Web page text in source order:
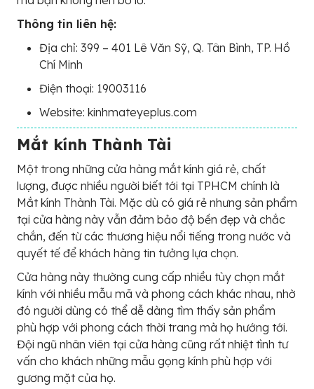
Thông tin liên hệ:
Địa chỉ: 399 – 401 Lê Văn Sỹ, Q. Tân Bình, TP. Hồ
Chí Minh
Điện thoại: 19003116
Website: kinhmateyeplus.com
Mắt kính Thành Tài
Một trong những cửa hàng mắt kính giá rẻ, chất
lượng, được nhiều người biết tới tại TPHCM chính là
Mắt kính Thành Tài. Mặc dù có giá rẻ nhưng sản phẩm
tại cửa hàng này vẫn đảm bảo độ bền đẹp và chắc
chắn, đến từ các thương hiệu nổi tiếng trong nước và
quyết tế để khách hàng tin tưởng lựa chọn.
Cửa hàng này thường cung cấp nhiều tùy chọn mắt
kính với nhiều mẫu mã và phong cách khác nhau, nhờ
đó người dùng có thể dễ dàng tìm thấy sản phẩm
phù hợp với phong cách thời trang mà họ hướng tới.
Đội ngũ nhân viên tại cửa hàng cũng rất nhiệt tình tư
vấn cho khách những mẫu gọng kính phù hợp với
gương mặt của họ.